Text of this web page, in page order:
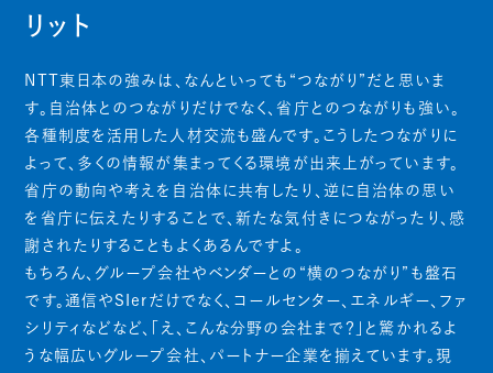
リット
NTT東日本の強みは、なんといっても“つながり”だと思いま
す。自治体とのつながりだけでなく、省庁とのつながりも強い。
各種制度を活用した人材交流も盛んです。こうしたつながりに
よって、多くの情報が集まってくる環境が出来上がっています。
省庁の動向や考えを自治体に共有したり、逆に自治体の思い
を省庁に伝えたりすることで、新たな気付きにつながったり、感
謝されたりすることもよくあるんですよ。
もちろん、グループ会社やベンダーとの“横のつながり”も盤石
です。通信やSIerだけでなく、コールセンター、エネルギー、ファ
シリティなどなど、「え、こんな分野の会社まで？」と驚かれるよ
うな幅広いグループ会社、パートナー企業を揃えています。現